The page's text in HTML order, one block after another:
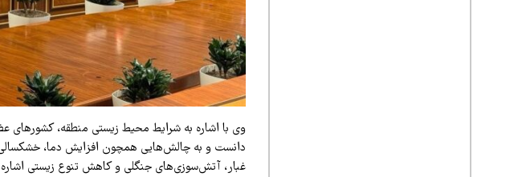
وی با اشاره به شرایط محیط زیستی منطقه، کشورهای
دانست و به چالش‌هایی همچون افزایش دما،
غبار، آتش‌سوزی‌های جنگلی و کاهش تنوع زیستی